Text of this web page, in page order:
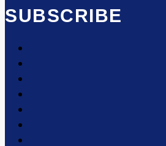
SUBSCRIBE